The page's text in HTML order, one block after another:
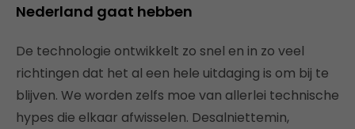
Nederland gaat hebben
De technologie ontwikkelt zo snel en in zo veel
richtingen dat het al een hele uitdaging is om bij te
blijven. We worden zelfs moe van allerlei technische
hypes die elkaar afwisselen. Desalniettemin,